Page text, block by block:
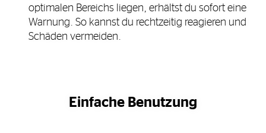
optimalen Bereichs liegen, erhältst du sofort eine
Warnung. So kannst du rechtzeitig reagieren und
Schäden vermeiden.
Einfache Benutzung